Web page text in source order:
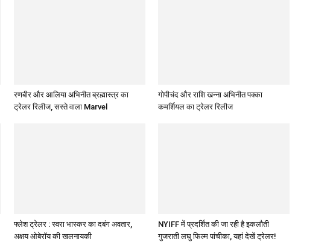
रणबीर और आलिया अभिनीत ब्रह्मास्‍त्र का
ट्रेलर रिलीज, सस्‍ते वाला Marvel
गोपीचंद और राशि खन्‍ना अभिनीत पक्का
कमर्शियल का ट्रेलर रिलीज
फ्लेश ट्रेलर : स्‍वरा भास्‍कर का दबंग अवतार,
अक्षय ओबेरॉय की खलनायकी
NYIFF में प्रदर्शित की जा रही है इकलौती
गुजराती लघु फिल्‍म पांचीका, यहां देखें ट्रेलर!